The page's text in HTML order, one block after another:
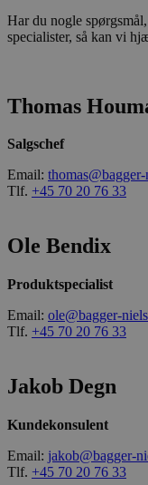
Har du nogle
specialister, så kan vi
Thomas
Salgschef
Email:
Tlf. +45 70 20 76 33
Ole Bendix
Produktspecialist
Email: ole@bagger-
Tlf. +45 70 20 76 33
Jakob Degn
Kundekonsulent
Email: jakob@bagger-
Tlf. +45 70 20 76 33